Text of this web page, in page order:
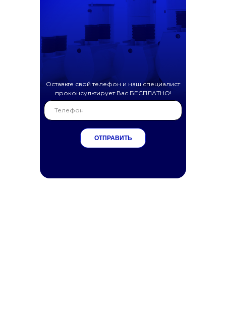
ОТПРАВИТЬ
Оставьте свой телефон и наш специалист
проконсультирует Вас БЕСПЛАТНО!